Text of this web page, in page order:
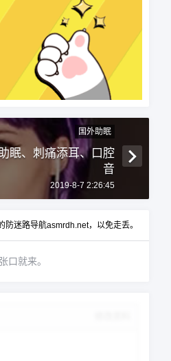
国外助眠
眠、刺痛添耳、口腔
音
2019-8-7 2:26:45
防迷路导航asmrdh.net，以免走丢。
口就来。